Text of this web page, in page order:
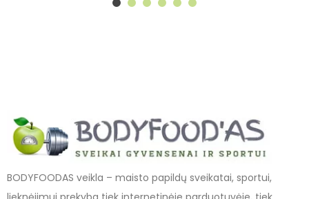
BODYFOODAS veikla – maisto papildų sveikatai, sportui,